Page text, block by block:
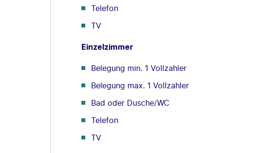
Telefon
TV
Einzelzimmer
Belegung min. 1 Vollzahler
Belegung max. 1 Vollzahler
Bad oder Dusche/WC
Telefon
TV